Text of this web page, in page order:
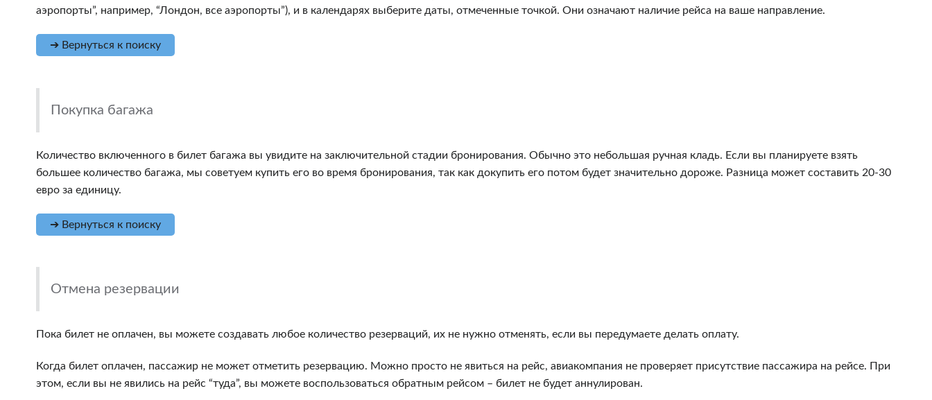
аэропорты”, например, “Лондон, все аэропорты”), и в календарях выберите даты, отмеченные точкой. Они означают наличие рейса на ваше направление.
➔ Вернуться к поиску
Покупка багажа
Количество включенного в билет багажа вы увидите на заключительной стадии бронирования. Обычно это небольшая ручная кладь. Если вы планируете взять
большее количество багажа, мы советуем купить его во время бронирования, так как докупить его потом будет значительно дороже. Разница может составить 20-30
евро за единицу.
➔ Вернуться к поиску
Отмена резервации
Пока билет не оплачен, вы можете создавать любое количество резерваций, их не нужно отменять, если вы передумаете делать оплату.
Когда билет оплачен, пассажир не может отметить резервацию. Можно просто не явиться на рейс, авиакомпания не проверяет присутствие пассажира на рейсе. При
этом, если вы не явились на рейс “туда”, вы можете воспользоваться обратным рейсом – билет не будет аннулирован.